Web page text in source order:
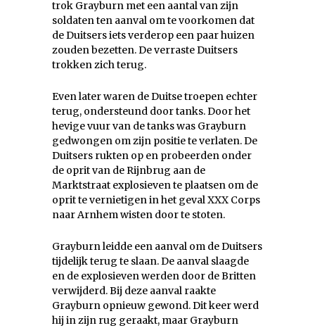
trok Grayburn met een aantal van zijn
soldaten ten aanval om te voorkomen dat
de Duitsers iets verderop een paar huizen
zouden bezetten. De verraste Duitsers
trokken zich terug.
Even later waren de Duitse troepen echter
terug, ondersteund door tanks. Door het
hevige vuur van de tanks was Grayburn
gedwongen om zijn positie te verlaten. De
Duitsers rukten op en probeerden onder
de oprit van de Rijnbrug aan de
Marktstraat explosieven te plaatsen om de
oprit te vernietigen in het geval XXX Corps
naar Arnhem wisten door te stoten.
Grayburn leidde een aanval om de Duitsers
tijdelijk terug te slaan. De aanval slaagde
en de explosieven werden door de Britten
verwijderd. Bij deze aanval raakte
Grayburn opnieuw gewond. Dit keer werd
hij in zijn rug geraakt, maar Grayburn